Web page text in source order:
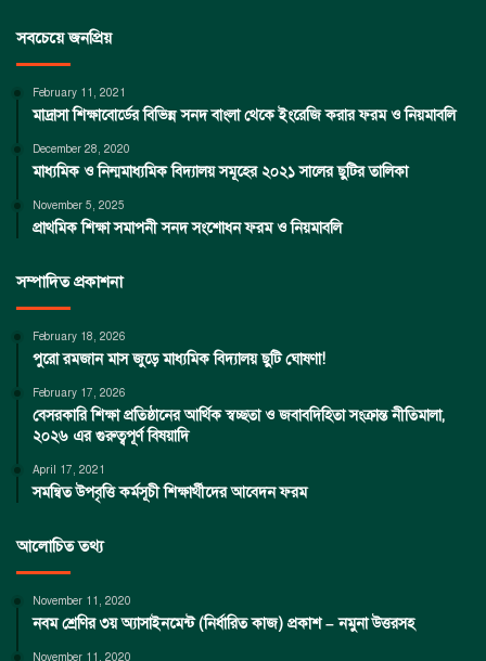
সবচেয়ে জনপ্রিয়
February 11, 2021
মাদ্রাসা শিক্ষাবোর্ডের বিভিন্ন সনদ বাংলা থেকে ইংরেজি করার ফরম ও নিয়মাবলি
December 28, 2020
মাধ্যমিক ও নিন্মমাধ্যমিক বিদ্যালয় সমূহের ২০২১ সালের ছুটির তালিকা
November 5, 2025
প্রাথমিক শিক্ষা সমাপনী সনদ সংশোধন ফরম ও নিয়মাবলি
সম্পাদিত প্রকাশনা
February 18, 2026
পুরো রমজান মাস জুড়ে মাধ্যমিক বিদ্যালয় ছুটি ঘোষণা!
February 17, 2026
বেসরকারি শিক্ষা প্রতিষ্ঠানের আর্থিক স্বচ্ছতা ও জবাবদিহিতা সংক্রান্ত নীতিমালা,
২০২৬ এর গুরুত্বপূর্ণ বিষয়াদি
April 17, 2021
সমন্বিত উপবৃত্তি কর্মসূচী শিক্ষার্থীদের আবেদন ফরম
আলোচিত তথ্য
November 11, 2020
নবম শ্রেণির ৩য় অ্যাসাইনমেন্ট (নির্ধারিত কাজ) প্রকাশ – নমুনা উত্তরসহ
November 11, 2020